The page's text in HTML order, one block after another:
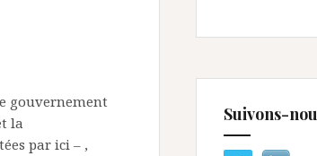
gouvernement
la
par ici – ,
Suivons-